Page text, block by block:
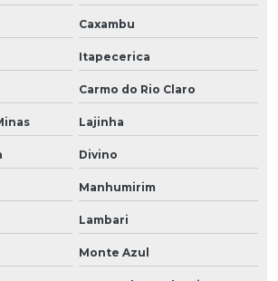
Caxambu
Itapecerica
Carmo do Rio Claro
Lajinha
Divino
Manhumirim
Lambari
Monte Azul